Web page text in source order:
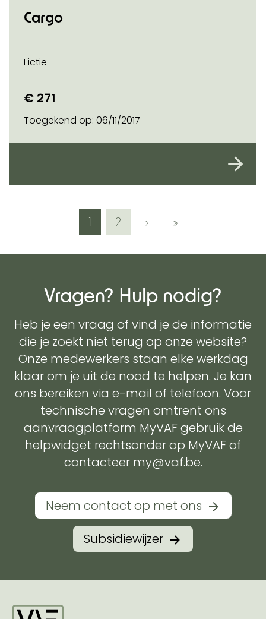
Cargo
Fictie
€ 271
Toegekend op: 06/11/2017
1 2 › »
Vragen? Hulp nodig?
Heb je een vraag of vind je de informatie
die je zoekt niet terug op onze website?
Onze medewerkers staan elke werkdag
klaar om je uit de nood te helpen. Je kan
ons bereiken via e-mail of telefoon. Voor
technische vragen omtrent ons
aanvraagplatform MyVAF gebruik de
helpwidget rechtsonder op MyVAF of
contacteer my@vaf.be.
Neem contact op met ons
Subsidiewijzer